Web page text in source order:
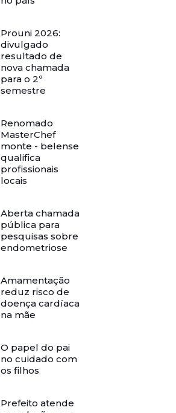
Prouni 2026:
divulgado
resultado de
nova chamada
para o 2º
semestre
Renomado
MasterChef
monte - belense
qualifica
profissionais
locais
Aberta chamada
pública para
pesquisas sobre
endometriose
Amamentação
reduz risco de
doença cardíaca
na mãe
O papel do pai
no cuidado com
os filhos
Prefeito atende